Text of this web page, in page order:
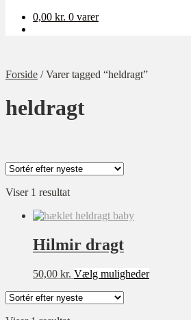
0,00 kr. 0 varer
Forside /Varer tagged “heldragt”
heldragt
Kategori
Ukategoriseret
Baby
Bolig
Børn
Dame
Viser 1 resultat
Hilmir dragt
50,00 kr. Vælg mulighederDette